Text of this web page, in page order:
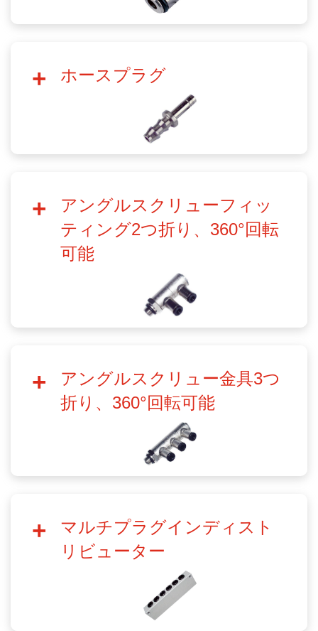
ホースプラグ
アングルスクリューフィッ
ティング2つ折り、360°回転
可能
アングルスクリュー金具3つ
折り、360°回転可能
マルチプラグインディスト
リビューター